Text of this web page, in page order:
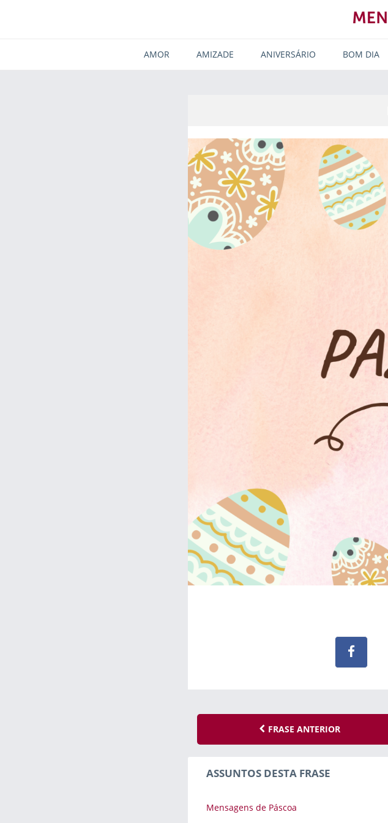
AMOR AMIZADE ANIVERSÁRIO BOM DIA
FRASE ANTERIOR
ASSUNTOS DESTA FRASE
Mensagens de Páscoa